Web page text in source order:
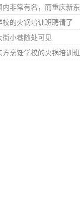
非常有名，而重庆新东
的火锅培训班聘请了
小巷随处可见
烹饪学校的火锅培训班